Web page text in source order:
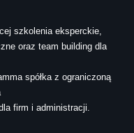
szkolenia eksperckie,
oraz team building dla
spółka z ograniczoną
firm i administracji.